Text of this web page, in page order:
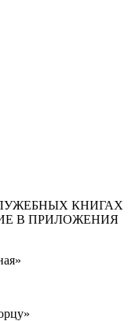
КНИГАХ
В ПРИЛОЖЕНИЯ